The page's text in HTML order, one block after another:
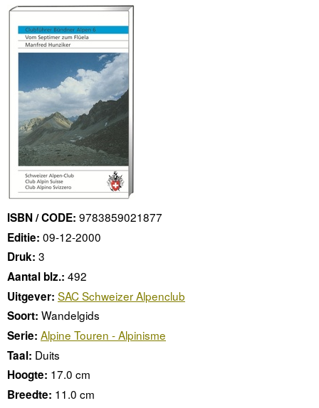
ISBN / CODE: 9783859021877
Editie: 09-12-2000
Druk: 3
Aantal blz.: 492
Uitgever: SAC Schweizer Alpenclub
Soort: Wandelgids
Serie: Alpine Touren - Alpinisme
Taal: Duits
Hoogte: 17.0 cm
Breedte: 11.0 cm